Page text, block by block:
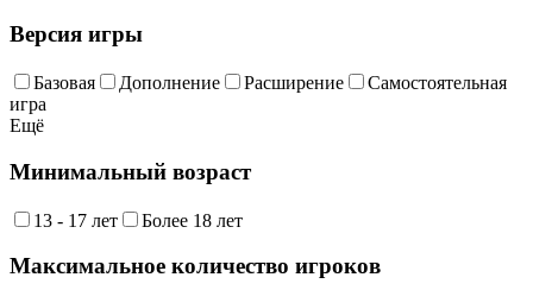
Версия игры
Базовая Дополнение Расширение
Самостоятельная
игра
Ещё
Минимальный возраст
13 - 17 лет Более 18 лет
Максимальное количество игроков